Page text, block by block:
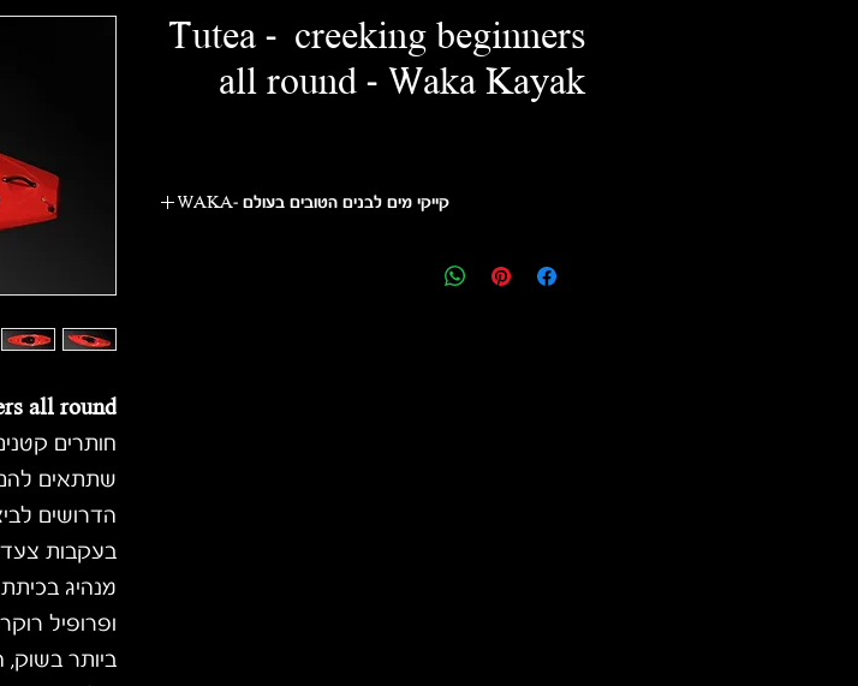
all round
חותרים
שתתאים
הדרושים
בעקבות
מנהיג
ופרופיל
ביותר
Tutea - creeking beginners
all round - Waka Kayak
קייקי מים לבנים הטובים בעולם -WAKA
and with the launch of Waka Kayaks our products have